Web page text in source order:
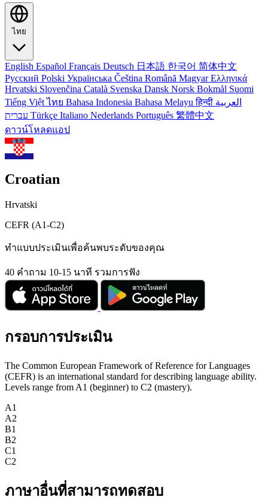
ไทย
English Español Français Deutsch 日本語 한국어 简体中文
Русский Polski Українська Čeština Română MagyarΕλληνικά
Hrvatski Slovenčina Català Svenska Dansk Norsk Bokmål Suomi
Tiếng Việtไทย Bahasa Indonesia Bahasa Melayuहिन्दी العربية
Türkçe Italiano Nederlands Português 繁體中文
ดาวน์โหลดแอป
Croatian
Hrvatski
CEFR (A1-C2)
ทำแบบประเมินเพื่อค้นพบระดับของคุณ
40 คำถาม 10-15 นาที รวมการฟัง
กรอบการประเมิน
The Common European Framework of Reference for Languages
(CEFR) is an international standard for describing language ability.
Levels range from A1 (beginner) to C2 (mastery).
A1
A2
B1
B2
C1
C2
ภาษาอื่นที่สามารถทดสอบ